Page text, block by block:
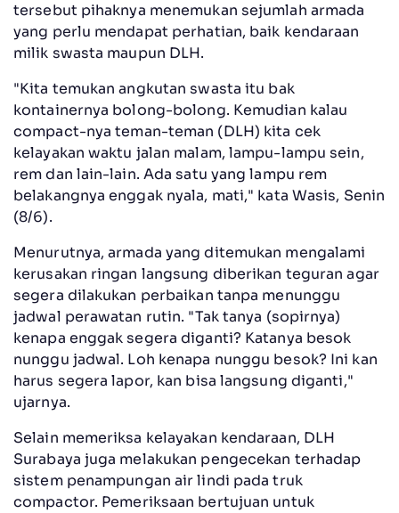
tersebut pihaknya menemukan sejumlah armada
yang perlu mendapat perhatian, baik kendaraan
milik swasta maupun DLH.
"Kita temukan angkutan swasta itu bak
kontainernya bolong-bolong. Kemudian kalau
compact-nya teman-teman (DLH) kita cek
kelayakan waktu jalan malam, lampu-lampu sein,
rem dan lain-lain. Ada satu yang lampu rem
belakangnya enggak nyala, mati," kata Wasis, Senin
(8/6).
Menurutnya, armada yang ditemukan mengalami
kerusakan ringan langsung diberikan teguran agar
segera dilakukan perbaikan tanpa menunggu
jadwal perawatan rutin. "Tak tanya (sopirnya)
kenapa enggak segera diganti? Katanya besok
nunggu jadwal. Loh kenapa nunggu besok? Ini kan
harus segera lapor, kan bisa langsung diganti,"
ujarnya.
Selain memeriksa kelayakan kendaraan, DLH
Surabaya juga melakukan pengecekan terhadap
sistem penampungan air lindi pada truk
compactor. Pemeriksaan bertujuan untuk